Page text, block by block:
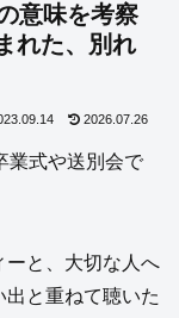
意味を考察
れた、別れ
2026.07.26
業式や送別会で
ーと、大切な人へ
と重ねて聴いた